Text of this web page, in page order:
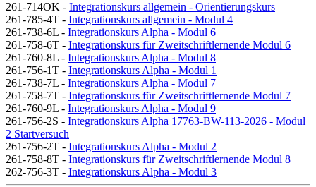
261-714OK - Integrationskurs allgemein - Orientierungskurs
261-785-4T - Integrationskurs allgemein - Modul 4
261-738-6L - Integrationskurs Alpha - Modul 6
261-758-6T - Integrationskurs für Zweitschriftlernende Modul 6
261-760-8L - Integrationskurs Alpha - Modul 8
261-756-1T - Integrationskurs Alpha - Modul 1
261-738-7L - Integrationskurs Alpha - Modul 7
261-758-7T - Integrationskurs für Zweitschriftlernende Modul 7
261-760-9L - Integrationskurs Alpha - Modul 9
261-756-2S - Integrationskurs Alpha 17763-BW-113-2026 - Modul
2 Startversuch
261-756-2T - Integrationskurs Alpha - Modul 2
261-758-8T - Integrationskurs für Zweitschriftlernende Modul 8
262-756-3T - Integrationskurs Alpha - Modul 3